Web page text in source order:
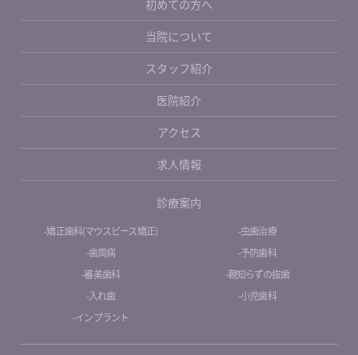
初めての⽅へ
当院について
スタッフ紹介
医院紹介
アクセス
求人情報
診療案内
-矯正歯科(マウスピース矯正)
-虫歯治療
-歯周病
-予防歯科
-審美歯科
-親知らずの抜歯
-入れ歯
-小児歯科
-インプラント